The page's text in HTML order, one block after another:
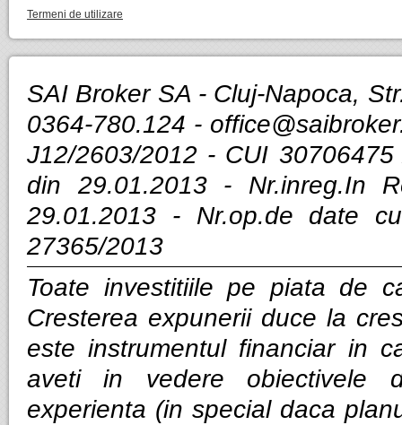
Termeni de utilizare
SAI Broker SA - Cluj-Napoca,
0364-780.124 -
J12/2603/2012 - CUI
din 29.01.2013 - Nr.inreg.In
29.01.2013 - Nr.op.de date
27365/2013
Toate investitiile pe piata de
Cresterea expunerii duce la
este instrumentul financiar in
aveti in vedere obiectivele
experienta (in special daca